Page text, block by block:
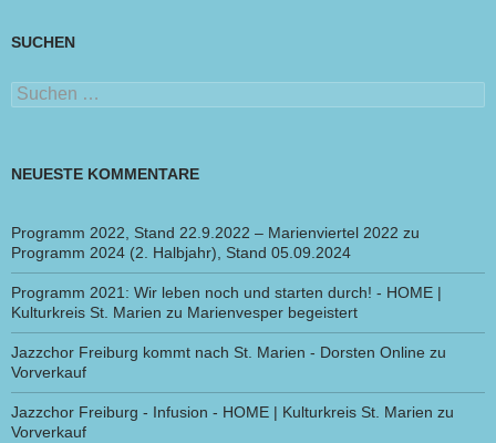
SUCHEN
Suchen
nach:
NEUESTE KOMMENTARE
Programm 2022, Stand 22.9.2022 – Marienviertel 2022 zu
Programm 2024 (2. Halbjahr), Stand 05.09.2024
Programm 2021: Wir leben noch und starten durch! - HOME |
Kulturkreis St. Marien zu Marienvesper begeistert
Jazzchor Freiburg kommt nach St. Marien - Dorsten Online zu
Vorverkauf
Jazzchor Freiburg - Infusion - HOME | Kulturkreis St. Marien zu
Vorverkauf